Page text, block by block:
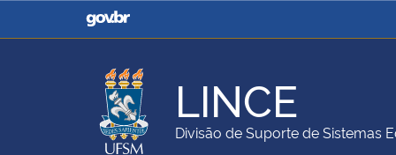
Casa Civil
Ministério da Justiça e
Ministério da Agricultura,
Pecuária e Abastecimento
Ministério da Educação
LINCE
Divisão de Suporte de Sistemas